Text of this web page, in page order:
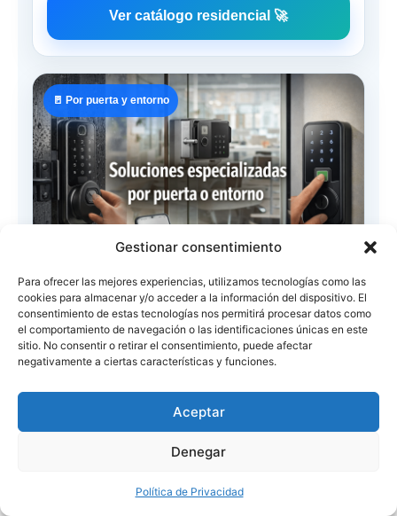
Gestionar consentimiento
Para ofrecer las mejores experiencias, utilizamos tecnologías como las
cookies para almacenar y/o acceder a la información del dispositivo. El
consentimiento de estas tecnologías nos permitirá procesar datos como
el comportamiento de navegación o las identificaciones únicas en este
sitio. No consentir o retirar el consentimiento, puede afectar
negativamente a ciertas características y funciones.
Aceptar
Denegar
Política de Privacidad
Ver catálogo residencial 🚀
🚪 Por puerta y entorno
Catálogo de Cerraduras Inteligentes
por Tipo de Puerta y Entorno
exterior interior o corrediza aquí encontrarás
opciones mejor adaptadas al entorno real de
instalación. Evita comprar un modelo